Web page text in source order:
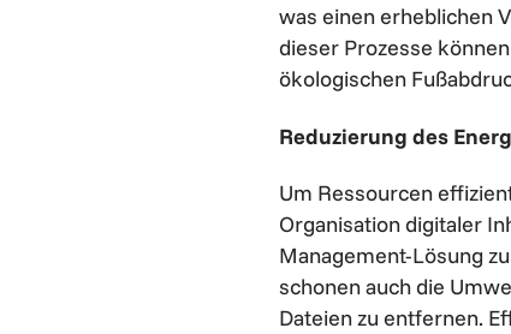
was einen erheblichen
dieser Prozesse
ökologischen
Reduzierung des
Um Ressourcen
Organisation digitaler
Management-Lösung
schonen auch die
Dateien zu entfernen.